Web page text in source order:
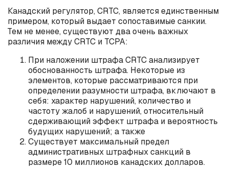
Канадский регулятор, CRTC, является единственным
примером, который выдает сопоставимые санкии.
Тем не менее, существуют два очень важных
различия между CRTC и TCPA:
При наложении штрафа CRTC анализирует
обоснованность штрафа. Некоторые из
элементов, которые рассматриваются при
определении разумности штрафа, включают в
себя: характер нарушений, количество и
частоту жалоб и нарушений, относительный
сдерживающий эффект штрафа и вероятность
будущих нарушений; а также
Существует максимальный предел
административных штрафных санкций в
размере 10 миллионов канадских долларов.